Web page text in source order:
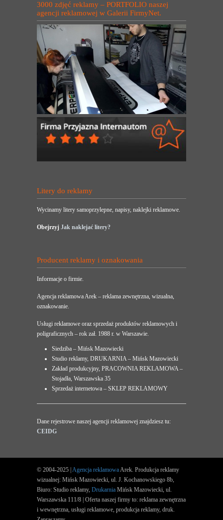
3000 zdjęć reklamy – PORTFOLIO naszej
agencji reklamowej w Galerii FirmyNet.
Litery do reklamy
Wycinamy litery samoprzylepne, napisy, naklejki reklamowe.
Obejrzyj Jak naklejać litery?
Producent reklamy i oznakowania
Informacje o firmie.
Agencja reklamowa Arek – reklama zewnętrzna, wizualna,
oznakowanie.
Usługi reklamowe oraz sprzedaż produktów reklamowych i
poligraficznych – rok zał. 1988 r. w Warszawie.
Siedziba – Mińsk Mazowiecki
Studio reklamy, DRUKARNIA – Mińsk Mazowiecki
Zakład produkcyjny, PRACOWNIA REKLAMOWA –
Stojadła, Warszawska 35
Sprzedaż internetowa – SKLEP REKLAMOWY
Dane rejestrowe naszej agencji reklamowej znajdziesz tu:
CEIDG
© 2004-2025 | Agencja reklamowaArek. Produkcja reklamy
wizualnej: Mińsk Mazowiecki, ul. J. Kochanowskiego 8b,
Biuro: Studio reklamy, Drukarnia Mińsk Mazowiecki, ul.
Warszawska 111/8 | Oferta naszej firmy to: reklama zewnętrzna
i wewnętrzna, usługi reklamowe, produkcja reklamy, druk.